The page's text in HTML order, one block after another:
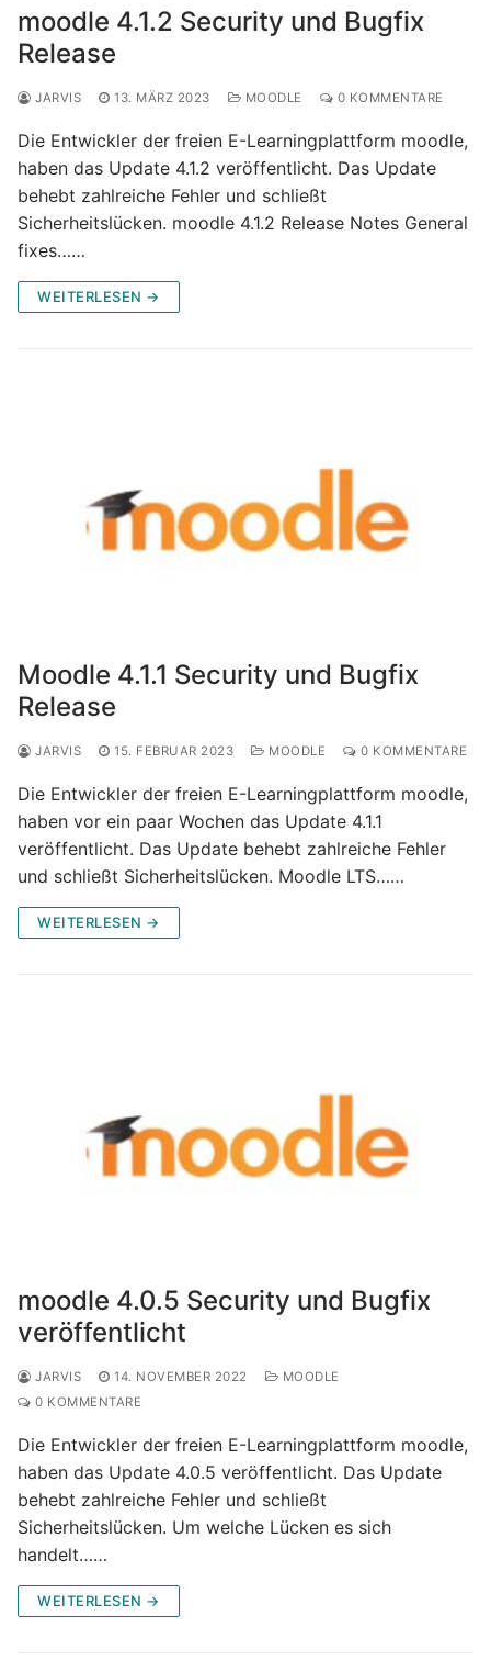
moodle 4.1.2 Security und Bugfix
Release
JARVIS 13. MÄRZ 2023 MOODLE 0 KOMMENTARE
Die Entwickler der freien E-Learningplattform moodle,
haben das Update 4.1.2 veröffentlicht. Das Update
behebt zahlreiche Fehler und schließt
Sicherheitslücken. moodle 4.1.2 Release Notes General
fixes……
WEITERLESEN →
Moodle 4.1.1 Security und Bugfix
Release
JARVIS 15. FEBRUAR 2023 MOODLE 0 KOMMENTARE
Die Entwickler der freien E-Learningplattform moodle,
haben vor ein paar Wochen das Update 4.1.1
veröffentlicht. Das Update behebt zahlreiche Fehler
und schließt Sicherheitslücken. Moodle LTS……
WEITERLESEN →
moodle 4.0.5 Security und Bugfix
veröffentlicht
JARVIS 14. NOVEMBER 2022
MOODLE
0 KOMMENTARE
Die Entwickler der freien E-Learningplattform moodle,
haben das Update 4.0.5 veröffentlicht. Das Update
behebt zahlreiche Fehler und schließt
Sicherheitslücken. Um welche Lücken es sich
handelt……
WEITERLESEN →